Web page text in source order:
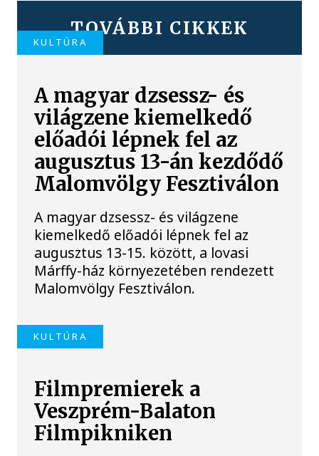
TOVÁBBI CIKKEK
KULTÚRA
A magyar dzsessz- és
világzene kiemelkedő
előadói lépnek fel az
augusztus 13-án kezdődő
Malomvölgy Fesztiválon
A magyar dzsessz- és világzene
kiemelkedő előadói lépnek fel az
augusztus 13-15. között, a lovasi
Márffy-ház környezetében rendezett
Malomvölgy Fesztiválon.
KULTÚRA
Filmpremierek a
Veszprém-Balaton
Filmpikniken